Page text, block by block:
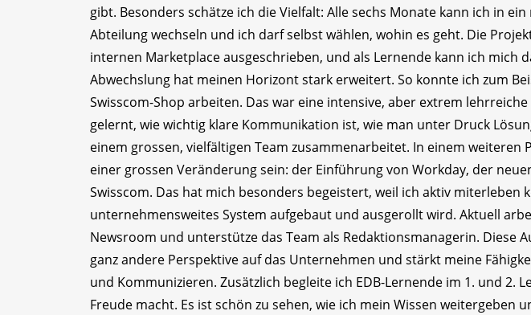
gibt. Besonders schätze ich die Vielfalt: Alle sechs Monate kann ich in
Abteilung wechseln und ich darf selbst wählen, wohin es geht. Die
internen Marketplace ausgeschrieben, und als Lernende kann ich mich
Abwechslung hat meinen Horizont stark erweitert. So konnte ich zum
Swisscom-Shop arbeiten. Das war eine intensive, aber extrem
gelernt, wie wichtig klare Kommunikation ist, wie man unter Druck
einem grossen, vielfältigen Team zusammenarbeitet. In einem weiteren
einer grossen Veränderung sein: der Einführung von Workday, der
Swisscom. Das hat mich besonders begeistert, weil ich aktiv miterleben
unternehmensweites System aufgebaut und ausgerollt wird. Aktuell
Newsroom und unterstütze das Team als Redaktionsmanagerin. Diese
ganz andere Perspektive auf das Unternehmen und stärkt meine
und Kommunizieren. Zusätzlich begleite ich EDB-Lernende im 1. und 2.
Freude macht. Es ist schön zu sehen, wie ich mein Wissen weitergeben